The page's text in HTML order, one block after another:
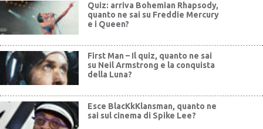
Quiz: arriva Bohemian Rhapsody,
quanto ne sai su Freddie Mercury
e i Queen?
First Man – Il quiz, quanto ne sai
su Neil Armstrong e la conquista
della Luna?
Esce BlacKkKlansman, quanto ne
sai sul cinema di Spike Lee?